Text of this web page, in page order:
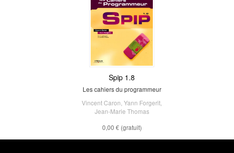
Spip 1.8
Les cahiers du programmeur
Vincent Caron Yann Forgerit
Jean-Marie Thomas
0,00 € (gratuit)